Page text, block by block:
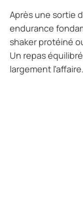
Après une sortie
endurance
shaker protéiné
Un repas
largement l’affaire.